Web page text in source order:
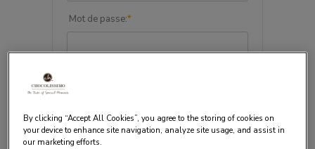
Mot de passe:*
By clicking “Accept All Cookies”, you agree to the storing of cookies on
your device to enhance site navigation, analyze site usage, and assist in
our marketing efforts.